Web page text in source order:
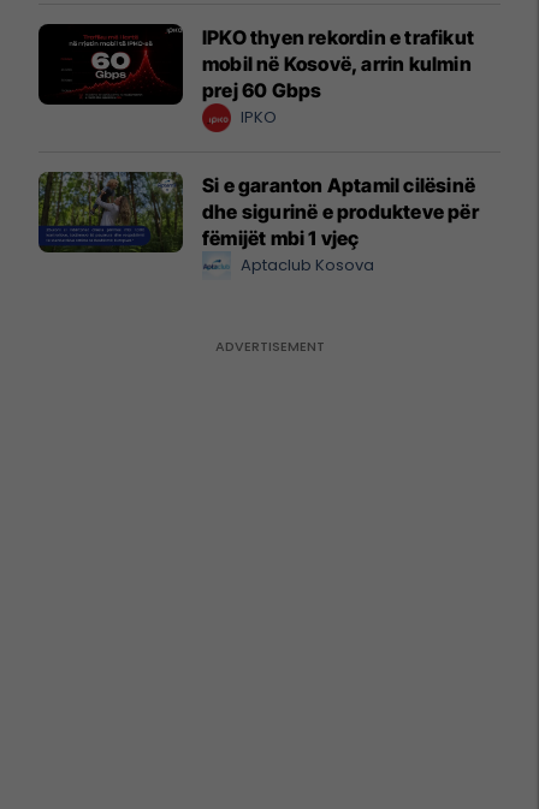
IPKO thyen rekordin e trafikut
mobil në Kosovë, arrin kulmin
prej 60 Gbps
IPKO
Si e garanton Aptamil cilësinë
dhe sigurinë e produkteve për
fëmijët mbi 1 vjeç
Aptaclub Kosova